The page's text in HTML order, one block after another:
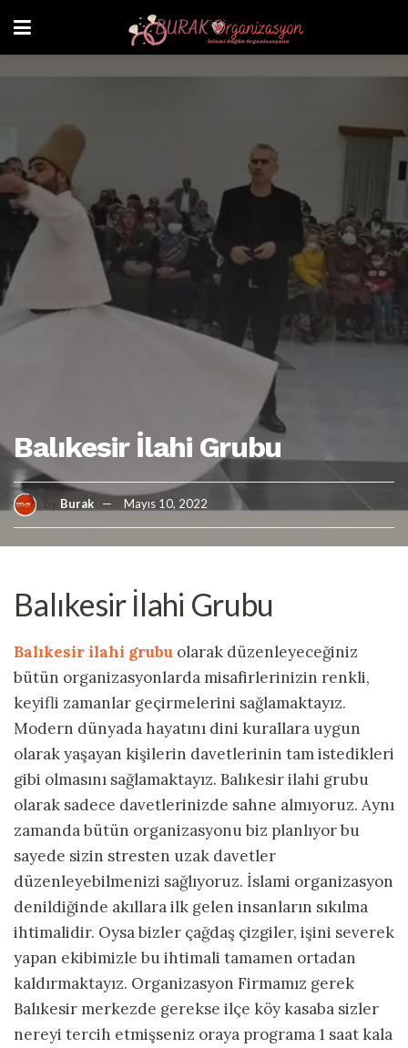
Balıkesir İlahi Grubu
Burak Mayıs 10, 2022
Balıkesir İlahi Grubu
Balıkesir ilahi grubu olarak düzenleyeceğiniz
bütün organizasyonlarda misafirlerinizin renkli,
keyifli zamanlar geçirmelerini sağlamaktayız.
Modern dünyada hayatını dini kurallara uygun
olarak yaşayan kişilerin davetlerinin tam istedikleri
gibi olmasını sağlamaktayız. Balıkesir ilahi grubu
olarak sadece davetlerinizde sahne almıyoruz. Aynı
zamanda bütün organizasyonu biz planlıyor bu
sayede sizin stresten uzak davetler
düzenleyebilmenizi sağlıyoruz. İslami organizasyon
denildiğinde akıllara ilk gelen insanların sıkılma
ihtimalidir. Oysa bizler çağdaş çizgiler, işini severek
yapan ekibimizle bu ihtimali tamamen ortadan
kaldırmaktayız. Organizasyon Firmamız gerek
Balıkesir merkezde gerekse ilçe köy kasaba sizler
nereyi tercih etmişseniz oraya programa 1 saat kala